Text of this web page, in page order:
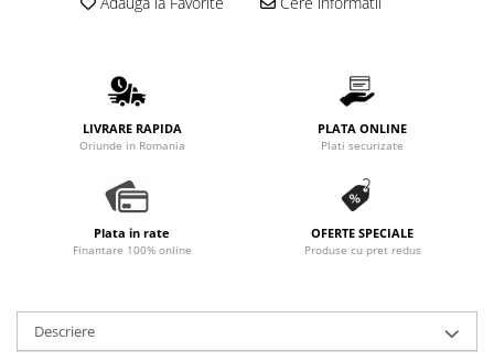
LIVRARE RAPIDA
Oriunde in Romania
PLATA ONLINE
Plati securizate
Plata in rate
Finantare 100% online
OFERTE SPECIALE
Produse cu pret redus
Descriere